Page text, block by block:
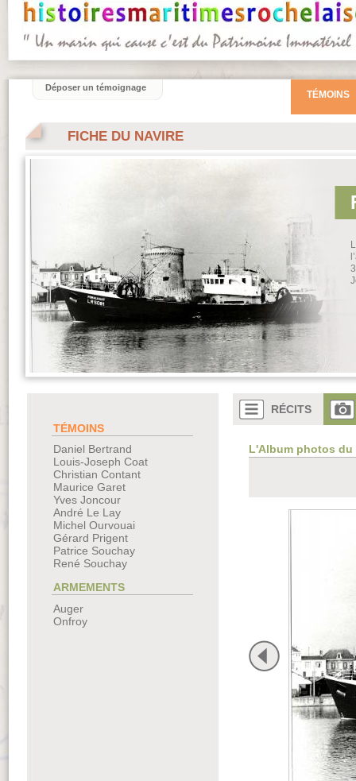
FICHE DU NAVIRE
TÉMOINS
Daniel Bertrand
Louis-Joseph Coat
Christian Contant
Maurice Garet
Yves Joncour
André Le Lay
Michel Ourvouai
Gérard Prigent
Patrice Souchay
René Souchay
ARMEMENTS
Auger
Onfroy
RÉCITS
L'Album photos du
TÉMOINS
Déposer un témoignage